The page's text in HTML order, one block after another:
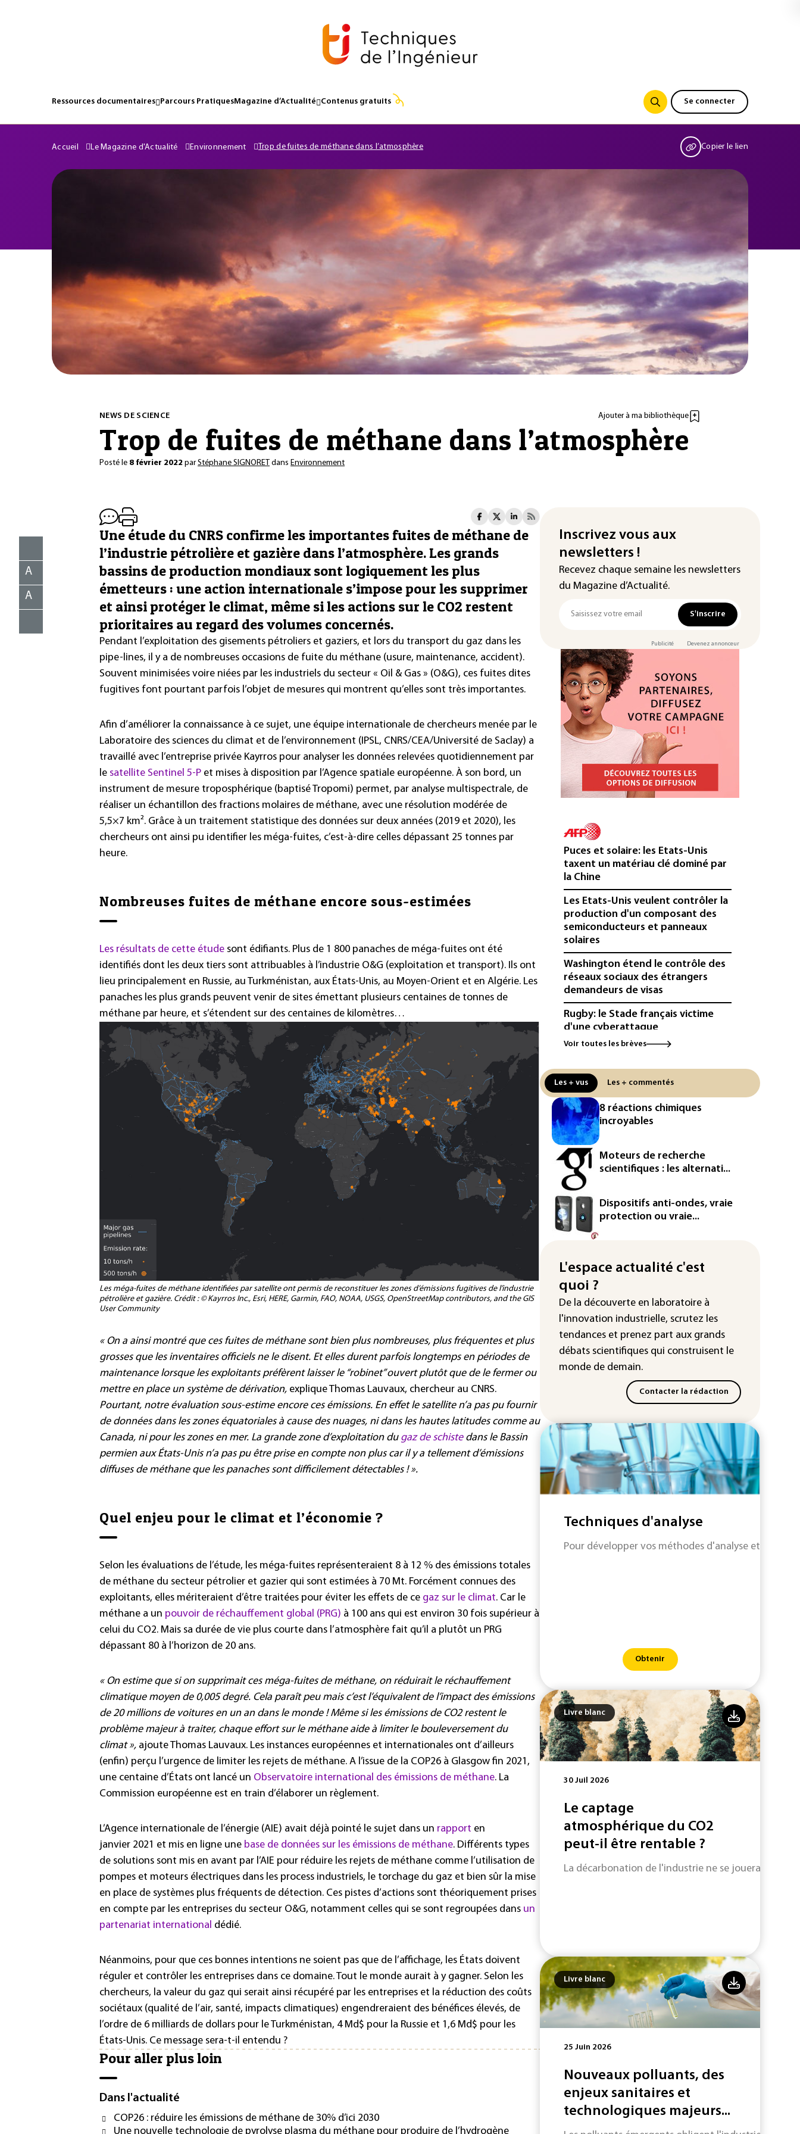
Ressources documentaires Parcours PratiquesMagazine d’Actualité Contenus gratuits Se connecter
Accueil Le Magazine d'Actualité Environnement Trop de fuites de méthane dans l’atmosphère Copier le lien
NEWS DE SCIENCE Ajouter à ma bibliothèque
Trop de fuites de méthane dans l’atmosphère
Posté le 8 février 2022 parStéphane SIGNORET dans Environnement
A
A
Une étude du CNRS confirme les importantes fuites de méthane de
l’industrie pétrolière et gazière dans l’atmosphère. Les grands
bassins de production mondiaux sont logiquement les plus
émetteurs : une action internationale s’impose pour les supprimer
et ainsi protéger le climat, même si les actions sur le CO2 restent
prioritaires au regard des volumes concernés.
Pendant l’exploitation des gisements pétroliers et gaziers, et lors du transport du gaz dans les
pipe-lines, il y a de nombreuses occasions de fuite du méthane (usure, maintenance, accident).
Souvent minimisées voire niées par les industriels du secteur « Oil & Gas » (O&G), ces fuites dites
fugitives font pourtant parfois l’objet de mesures qui montrent qu’elles sont très importantes.
Afin d’améliorer la connaissance à ce sujet, une équipe internationale de chercheurs menée par le
Laboratoire des sciences du climat et de l’environnement (IPSL, CNRS/CEA/Université de Saclay) a
travaillé avec l’entreprise privée Kayrros pour analyser les données relevées quotidiennement par
le satellite Sentinel 5-P et mises à disposition par l’Agence spatiale européenne. À son bord, un
instrument de mesure troposphérique (baptisé Tropomi) permet, par analyse multispectrale, de
réaliser un échantillon des fractions molaires de méthane, avec une résolution modérée de
5,5×7 km². Grâce à un traitement statistique des données sur deux années (2019 et 2020), les
chercheurs ont ainsi pu identifier les méga-fuites, c’est-à-dire celles dépassant 25 tonnes par
heure.
Nombreuses fuites de méthane encore sous-estimées
Les résultats de cette étude sont édifiants. Plus de 1 800 panaches de méga-fuites ont été
identifiés dont les deux tiers sont attribuables à l’industrie O&G (exploitation et transport). Ils ont
lieu principalement en Russie, au Turkménistan, aux États-Unis, au Moyen-Orient et en Algérie. Les
panaches les plus grands peuvent venir de sites émettant plusieurs centaines de tonnes de
méthane par heure, et s’étendent sur des centaines de kilomètres…
Les méga-fuites de méthane identifiées par satellite ont permis de reconstituer les zones d’émissions fugitives de l’industrie
pétrolière et gazière. Crédit : © Kayrros Inc., Esri, HERE, Garmin, FAO, NOAA, USGS, OpenStreetMap contributors, and the GIS
User Community
« On a ainsi montré que ces fuites de méthane sont bien plus nombreuses, plus fréquentes et plus
grosses que les inventaires officiels ne le disent. Et elles durent parfois longtemps en périodes de
maintenance lorsque les exploitants préfèrent laisser le “robinet” ouvert plutôt que de le fermer ou
mettre en place un système de dérivation, explique Thomas Lauvaux, chercheur au CNRS.
Pourtant, notre évaluation sous-estime encore ces émissions. En effet le satellite n’a pas pu fournir
de données dans les zones équatoriales à cause des nuages, ni dans les hautes latitudes comme au
Canada, ni pour les zones en mer. La grande zone d’exploitation du gaz de schistedans le Bassin
permien aux États-Unis n’a pas pu être prise en compte non plus car il y a tellement d’émissions
diffuses de méthane que les panaches sont difficilement détectables ! ».
Quel enjeu pour le climat et l’économie ?
Selon les évaluations de l’étude, les méga-fuites représenteraient 8 à 12 % des émissions totales
de méthane du secteur pétrolier et gazier qui sont estimées à 70 Mt. Forcément connues des
exploitants, elles mériteraient d’être traitées pour éviter les effets de ce gaz sur le climat. Car le
méthane a un pouvoir de réchauffement global (PRG) à 100 ans qui est environ 30 fois supérieur à
celui du CO2. Mais sa durée de vie plus courte dans l’atmosphère fait qu’il a plutôt un PRG
dépassant 80 à l’horizon de 20 ans.
« On estime que si on supprimait ces méga-fuites de méthane, on réduirait le réchauffement
climatique moyen de 0,005 degré. Cela paraît peu mais c’est l’équivalent de l’impact des émissions
de 20 millions de voitures en un an dans le monde ! Même si les émissions de CO2 restent le
problème majeur à traiter, chaque effort sur le méthane aide à limiter le bouleversement du
climat », ajoute Thomas Lauvaux. Les instances européennes et internationales ont d’ailleurs
(enfin) perçu l’urgence de limiter les rejets de méthane. A l’issue de la COP26 à Glasgow fin 2021,
une centaine d’États ont lancé un Observatoire international des émissions de méthane. La
Commission européenne est en train d’élaborer un règlement.
L’Agence internationale de l’énergie (AIE) avait déjà pointé le sujet dans un rapport en
janvier 2021 et mis en ligne une base de données sur les émissions de méthane. Différents types
de solutions sont mis en avant par l’AIE pour réduire les rejets de méthane comme l’utilisation de
pompes et moteurs électriques dans les process industriels, le torchage du gaz et bien sûr la mise
en place de systèmes plus fréquents de détection. Ces pistes d’actions sont théoriquement prises
en compte par les entreprises du secteur O&G, notamment celles qui se sont regroupées dans un
partenariat international dédié.
Néanmoins, pour que ces bonnes intentions ne soient pas que de l’affichage, les États doivent
réguler et contrôler les entreprises dans ce domaine. Tout le monde aurait à y gagner. Selon les
chercheurs, la valeur du gaz qui serait ainsi récupéré par les entreprises et la réduction des coûts
sociétaux (qualité de l’air, santé, impacts climatiques) engendreraient des bénéfices élevés, de
l’ordre de 6 milliards de dollars pour le Turkménistan, 4 Md$ pour la Russie et 1,6 Md$ pour les
États-Unis. Ce message sera-t-il entendu ?
Pour aller plus loin
Dans l'actualité
COP26 : réduire les émissions de méthane de 30% d’ici 2030
Une nouvelle technologie de pyrolyse plasma du méthane pour produire de l’hydrogène
Inscrivez vous aux
newsletters !
Recevez chaque semaine les newsletters
du Magazine d’Actualité.
S'inscrire
Publicité Devenez annonceur
Puces et solaire: les Etats-Unis
taxent un matériau clé dominé par
la Chine
Les Etats-Unis veulent contrôler la
production d'un composant des
semiconducteurs et panneaux
solaires
Washington étend le contrôle des
réseaux sociaux des étrangers
demandeurs de visas
Rugby: le Stade français victime
d'une cyberattaque
Enquête ouverte après la fuite des
d'Intermarché
La Slovaquie enregistre un record
absolu de 42,2°C (services
météorologiques)
Paris : une trentaine de membres
d'un canal Telegram masculiniste
convoqués devant la justice
Jeux vidéo: le très attendu "GTA
VI" promet d'en dévoiler plus sur
Netflix le 27 août
chantier ferroviaire hors norme
pour revitaliser les rails du RER
Meta se lance sur le marché des
logiciels écrits par l'IA, dominé par
Anthropic et OpenAI
Voir toutes les brèves
Les + vus Les + commentés
8 réactions chimiques
incroyables
Moteurs de recherche
scientifiques : les alternati...
Dispositifs anti-ondes, vraie
protection ou vraie...
L'espace actualité c'est
quoi ?
De la découverte en laboratoire à
l'innovation industrielle, scrutez les
tendances et prenez part aux grands
débats scientifiques qui construisent le
monde de demain.
Contacter la rédaction
Techniques d'analyse
Pour développer vos méthodes d'analyse et les
Obtenir
Livre blanc
30 Juil 2026
Le captage
atmosphérique du CO2
peut-il être rentable ?
La décarbonation de l'industrie ne se jouera pas
Livre blanc
25 Juin 2026
Nouveaux polluants, des
enjeux sanitaires et
technologiques majeurs...